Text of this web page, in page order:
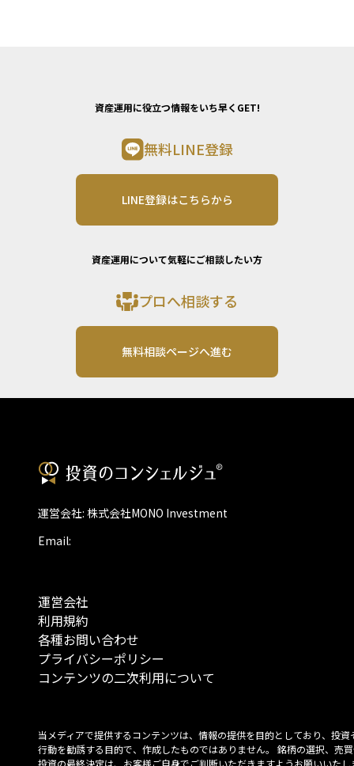
資産運用に役立つ情報をいち早くGET!
無料LINE登録
LINE登録はこちらから
資産運用について気軽にご相談したい方
プロへ相談する
無料相談ページへ進む
運営会社: 株式会社MONO Investment
Email:
運営会社
利用規約
各種お問い合わせ
プライバシーポリシー
コンテンツの二次利用について
当メディアで提供するコンテンツは、情報の提供を目的としており、投資
行動を勧誘する目的で、作成したものではありません。 銘柄の選択、売
投資の最終決定は、お客様ご自身でご判断いただきますようお願いいたし